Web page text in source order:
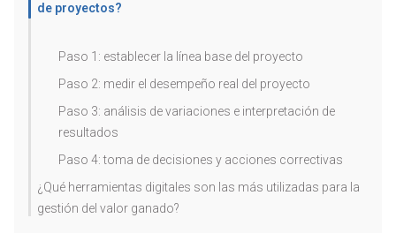
de proyectos?
Paso 1: establecer la línea base del proyecto
Paso 2: medir el desempeño real del proyecto
Paso 3: análisis de variaciones e interpretación de
resultados
Paso 4: toma de decisiones y acciones correctivas
¿Qué herramientas digitales son las más utilizadas para la
gestión del valor ganado?